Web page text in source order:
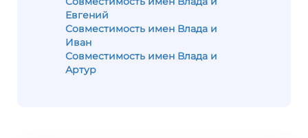
Евгений
Совместимость имен Влада и
Иван
Совместимость имен Влада и
Артур